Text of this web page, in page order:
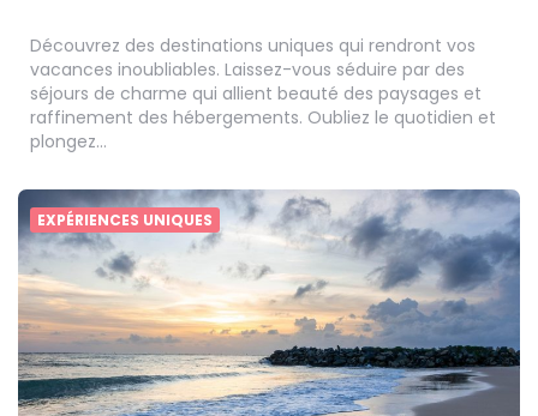
Découvrez des destinations uniques qui rendront vos
vacances inoubliables. Laissez-vous séduire par des
séjours de charme qui allient beauté des paysages et
raffinement des hébergements. Oubliez le quotidien et
plongez…
EXPÉRIENCES UNIQUES